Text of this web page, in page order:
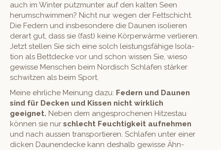
auch im Win­ter putz­munter auf den kalten Seen
herum­schwim­men? Nicht nur wegen der Fettschicht.
Die Fed­ern und ins­beson­dere die Daunen isolieren
der­art gut, dass sie (fast) keine Kör­per­wärme ver­lieren.
Jet­zt stellen Sie sich eine solch leis­tungs­fähige Iso­la­
tion als Bettdecke vor und schon wis­sen Sie, wieso
gewisse Men­schen beim Nordisch Schlafen stärk­er
schwitzen als beim Sport.
Meine ehrliche Mei­n­ung dazu: Fed­ern und Daunen
sind für Deck­en und Kissen nicht wirk­lich
geeignet. Neben dem ange­sproch­enen Hitzes­tau
kön­nen sie nur schlecht Feuchtigkeit aufnehmen
und nach aussen trans­portieren. Schlafen unter ein­er
dick­en Daunen­decke kann deshalb gewisse Ähn­